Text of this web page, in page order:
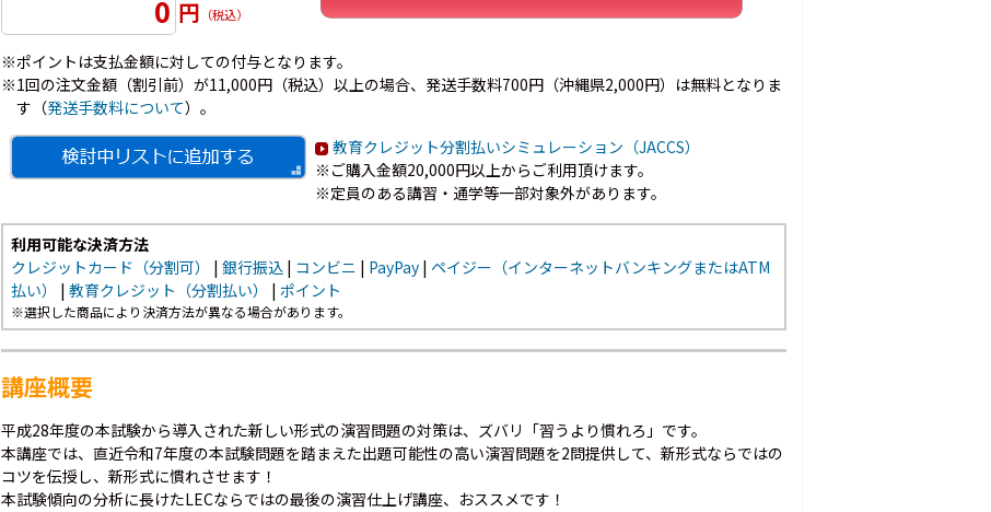
0 円 （税込）
※ポイントは支払金額に対しての付与となります。
※1回の注文金額（割引前）が11,000円（税込）以上の場合、発送手数料700円（沖縄県2,000円）は無料となりま
す（発送手数料について）。
教育クレジット分割払いシミュレーション（JACCS）
※ご購入金額20,000円以上からご利用頂けます。
※定員のある講習・通学等一部対象外があります。
利用可能な決済方法
クレジットカード（分割可）
| 銀行振込 | コンビニ | PayPay | ペイジー（インターネットバンキングまたはATM
払い）
| 教育クレジット（分割払い） | ポイント
※選択した商品により決済方法が異なる場合があります。
講座概要
平成28年度の本試験から導入された新しい形式の演習問題の対策は、ズバリ「習うより慣れろ」です。
本講座では、直近令和7年度の本試験問題を踏まえた出題可能性の高い演習問題を2問提供して、新形式ならではの
コツを伝授し、新形式に慣れさせます！
本試験傾向の分析に長けたLECならではの最後の演習仕上げ講座、おススメです！